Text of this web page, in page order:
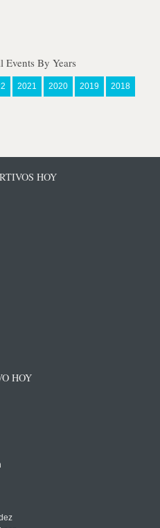
By Years
2021 2020 2019 2018
HOY
HOY